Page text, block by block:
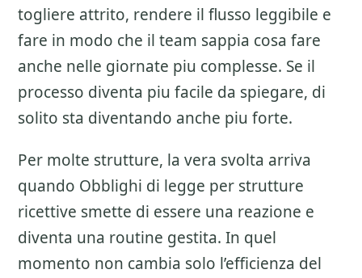
togliere attrito, rendere il flusso leggibile e
fare in modo che il team sappia cosa fare
anche nelle giornate piu complesse. Se il
processo diventa piu facile da spiegare, di
solito sta diventando anche piu forte.
Per molte strutture, la vera svolta arriva
quando Obblighi di legge per strutture
ricettive smette di essere una reazione e
diventa una routine gestita. In quel
momento non cambia solo l’efficienza del